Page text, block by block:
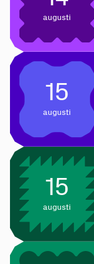
augusti
15
augusti
15
augusti